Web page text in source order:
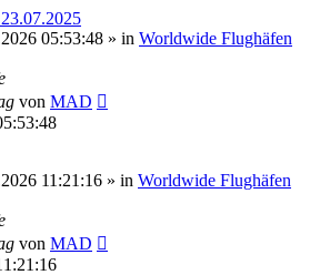
05:53:48 » in Worldwide Flughäfen
von MAD
11:21:16 » in Worldwide Flughäfen
von MAD